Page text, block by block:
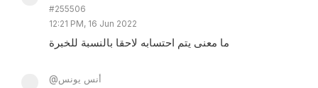
#255506
12:21 PM, 16 Jun 2022
ما معنى يتم احتسابه لاحقا بالنسبة للخبرة
@أنس يونس